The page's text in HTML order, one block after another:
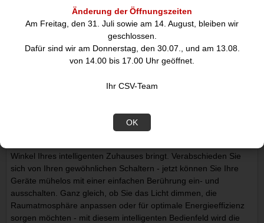
Änderung der Öffnungszeiten
Am Freitag, den 31. Juli sowie am 14. August, bleiben wir
geschlossen.
Dafür sind wir am Donnerstag, den 30.07., und am 13.08.
von 14.00 bis 17.00 Uhr geöffnet.
Ihr CSV-Team
OK
Shelly Wall Display schwarz, Unterputz
Das Shelly Wall Display ist ein hochentwickeltes 4-Zoll-Display,
Winkel Ihres intelligenten Zuhauses bringt. Verabschieden Sie
sich von Ihren gewöhnlichen Schaltern - jetzt können Sie Ihre
Geräte mühelos mit einer einfachen Berührung ein- und
ausschalten. Ganz gleich, ob Sie das Licht dimmen, die
Raumatmosphäre anpassen oder für optimale Energieeffizienz
sorgen möchten - mit diesem intelligenten Bedienfeld wird die